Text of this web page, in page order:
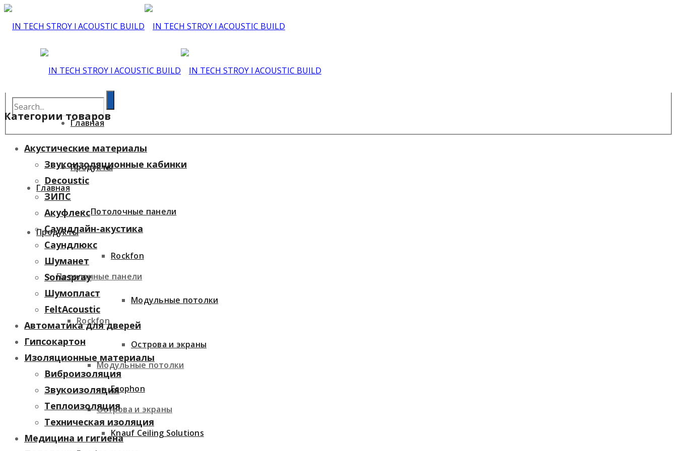
Главная
Продукты
Потолочные панели
Rockfon
Модульные потолки
Острова и экраны
Главная
Продукты
Потолочные панели
Rockfon
Модульные потолки
Острова и экраны
Ecophon
Knauf Ceiling Solutions
Категории товаров
Акустические материалы
Звукоизоляционные кабинки
Decoustic
ЗИПС
Акуфлекс
Саундлайн-акустика
Саундлюкс
Шуманет
Sonaspray
Шумопласт
FeltAcoustic
Автоматика для дверей
Гипсокартон
Изоляционные материалы
Виброизоляция
Звукоизоляция
Теплоизоляция
Техническая изоляция
Медицина и гигиена